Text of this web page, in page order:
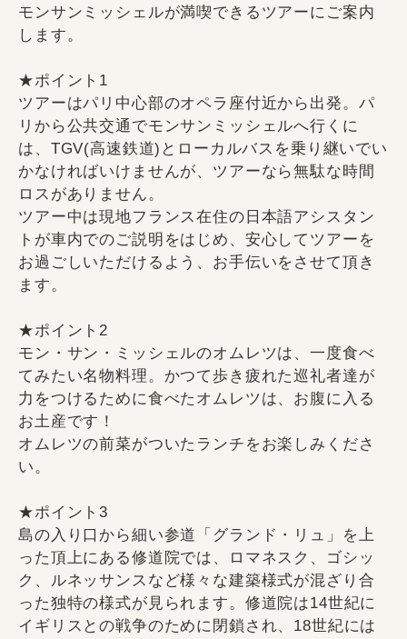
モンサンミッシェルが満喫できるツアーにご案内
します。
★ポイント1
ツアーはパリ中心部のオペラ座付近から出発。パ
リから公共交通でモンサンミッシェルへ行くに
は、TGV(高速鉄道)とローカルバスを乗り継いでい
かなければいけませんが、ツアーなら無駄な時間
ロスがありません。
ツアー中は現地フランス在住の日本語アシスタン
トが車内でのご説明をはじめ、安心してツアーを
お過ごしいただけるよう、お手伝いをさせて頂き
ます。
★ポイント2
モン・サン・ミッシェルのオムレツは、一度食べ
てみたい名物料理。かつて歩き疲れた巡礼者達が
力をつけるために食べたオムレツは、お腹に入る
お土産です！
オムレツの前菜がついたランチをお楽しみくださ
い。
★ポイント3
島の入り口から細い参道「グランド・リュ」を上
った頂上にある修道院では、ロマネスク、ゴシッ
ク、ルネッサンスなど様々な建築様式が混ざり合
った独特の様式が見られます。修道院は14世紀に
イギリスとの戦争のために閉鎖され、18世紀には